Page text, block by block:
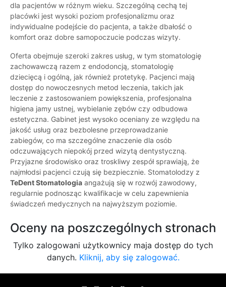
dla pacjentów w różnym wieku. Szczególną cechą tej
placówki jest wysoki poziom profesjonalizmu oraz
indywidualne podejście do pacjenta, a także dbałość o
komfort oraz dobre samopoczucie podczas wizyty.
Oferta obejmuje szeroki zakres usług, w tym stomatologię
zachowawczą razem z endodoncją, stomatologię
dziecięcą i ogólną, jak również protetykę. Pacjenci mają
dostęp do nowoczesnych metod leczenia, takich jak
leczenie z zastosowaniem powiększenia, profesjonalna
higiena jamy ustnej, wybielanie zębów czy odbudowa
estetyczna. Gabinet jest wysoko oceniany ze względu na
jakość usług oraz bezbolesne przeprowadzanie
zabiegów, co ma szczególne znaczenie dla osób
odczuwających niepokój przed wizytą dentystyczną.
Przyjazne środowisko oraz troskliwy zespół sprawiają, że
najmłodsi pacjenci czują się bezpiecznie. Stomatolodzy z
TeDent Stomatologia angażują się w rozwój zawodowy,
regularnie podnosząc kwalifikacje w celu zapewnienia
świadczeń medycznych na najwyższym poziomie.
Oceny na poszczególnych stronach
Tylko zalogowani użytkownicy maja dostęp do tych
danych. Kliknij, aby się zalogować.